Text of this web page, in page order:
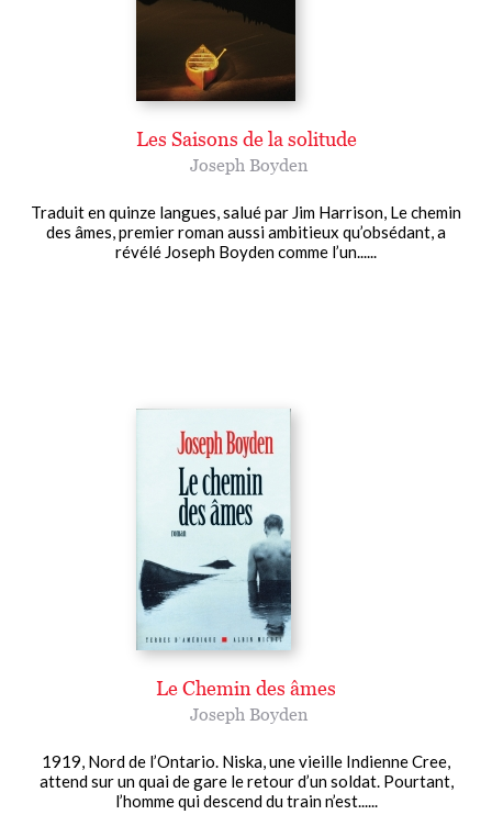
Les Saisons de la solitude
Joseph Boyden
Traduit en quinze langues, salué par Jim Harrison, Le chemin
des âmes, premier roman aussi ambitieux qu’obsédant, a
révélé Joseph Boyden comme l’un......
Le Chemin des âmes
Joseph Boyden
1919, Nord de l’Ontario. Niska, une vieille Indienne Cree,
attend sur un quai de gare le retour d’un soldat. Pourtant,
l’homme qui descend du train n’est......